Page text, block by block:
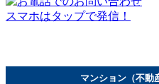
マンション（不動